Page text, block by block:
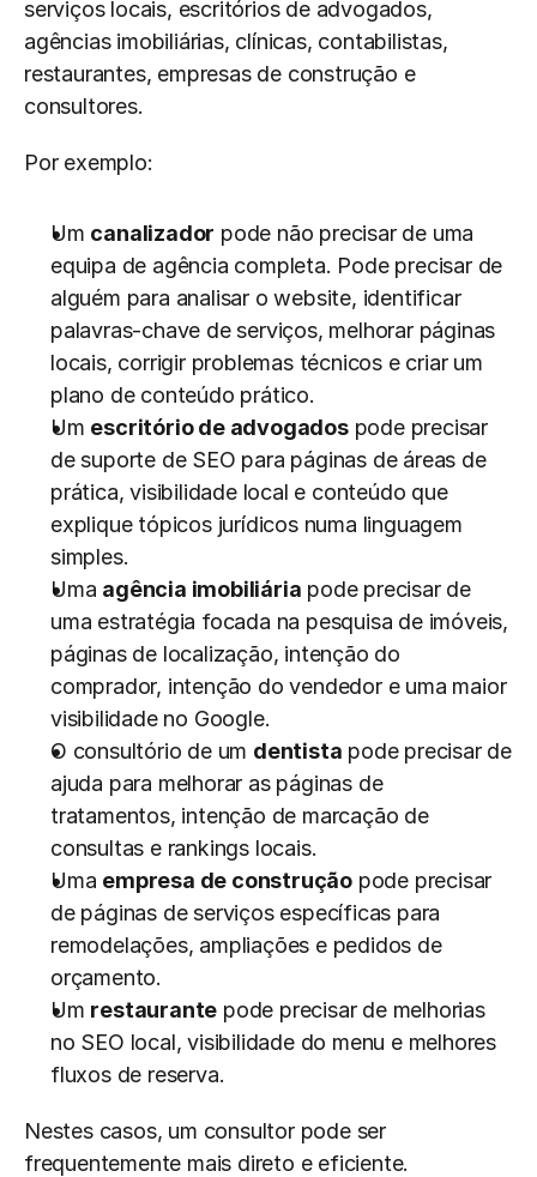
serviços locais, escritórios de advogados,
agências imobiliárias, clínicas, contabilistas,
restaurantes, empresas de construção e
consultores.
Por exemplo:
Um canalizador pode não precisar de uma
equipa de agência completa. Pode precisar de
alguém para analisar o website, identificar
palavras-chave de serviços, melhorar páginas
locais, corrigir problemas técnicos e criar um
plano de conteúdo prático.
Um escritório de advogados pode precisar
de suporte de SEO para páginas de áreas de
prática, visibilidade local e conteúdo que
explique tópicos jurídicos numa linguagem
simples.
Uma agência imobiliária pode precisar de
uma estratégia focada na pesquisa de imóveis,
páginas de localização, intenção do
comprador, intenção do vendedor e uma maior
visibilidade no Google.
O consultório de um dentista pode precisar de
ajuda para melhorar as páginas de
tratamentos, intenção de marcação de
consultas e rankings locais.
Uma empresa de construção pode precisar
de páginas de serviços específicas para
remodelações, ampliações e pedidos de
orçamento.
Um restaurante pode precisar de melhorias
no SEO local, visibilidade do menu e melhores
fluxos de reserva.
Nestes casos, um consultor pode ser
frequentemente mais direto e eficiente.